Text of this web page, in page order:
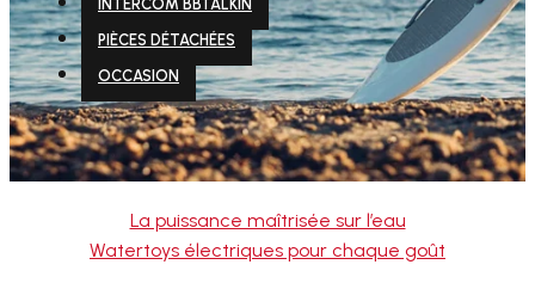
INTERCOM BBTALKIN
PIÈCES DÉTACHÉES
OCCASION
La puissance maîtrisée sur l’eau
Watertoys électriques pour chaque goût